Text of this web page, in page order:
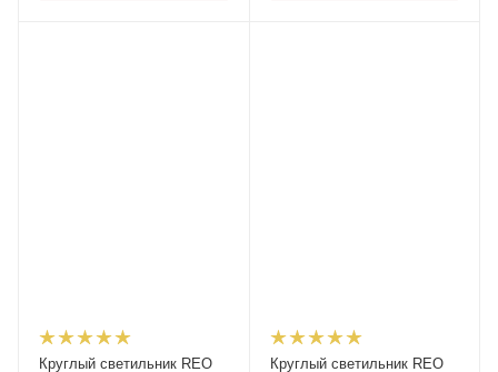
Круглый светильник REO
Круглый светильник REO